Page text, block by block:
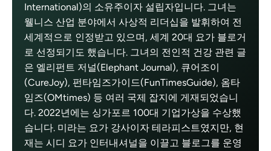
International)의 소유주이자 설립자입니다. 그녀는
웰니스 산업 분야에서 사상적 리더십을 발휘하여 전
세계적으로 인정받고 있으며, 세계 20대 요가 블로거
로 선정되기도 했습니다. 그녀의 전인적 건강 관련 글
은 엘리펀트 저널(Elephant Journal), 큐어조이
(CureJoy), 펀타임즈가이드(FunTimesGuide), 옴타
임즈(OMtimes) 등 여러 국제 잡지에 게재되었습니
다. 2022년에는 싱가포르 100대 기업가상을 수상했
습니다. 미라는 요가 강사이자 테라피스트였지만, 현
재는 시디 요가 인터내셔널을 이끌고 블로그를 운영